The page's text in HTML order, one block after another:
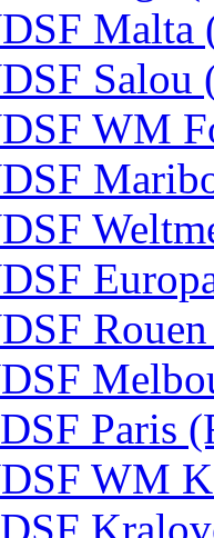
Malta
Salou
WM
Paris
WM